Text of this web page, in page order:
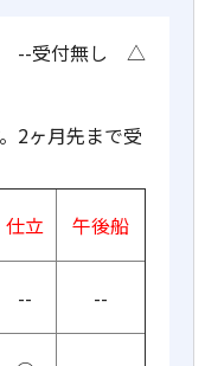
--受付無し △
2ヶ月先まで受
仕立
午後船
--
--